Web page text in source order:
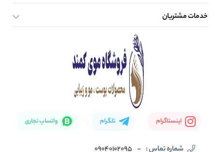
صفحه اصلی
خدمات مشتریان
اینستاگرام تلگرام واتساپ تجاری